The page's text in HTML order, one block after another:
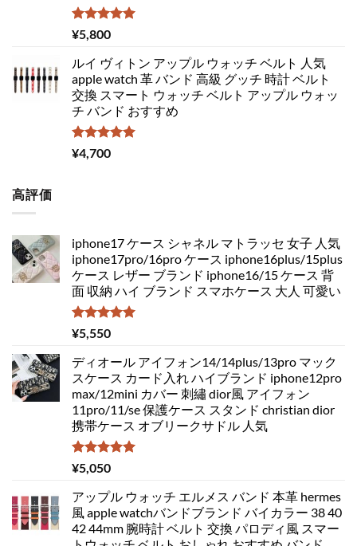
5段階中
5.00
¥5,800
ルイ ヴィトン アップル ウォッチ ベルト 人気
apple watch 革 バンド 高級 グッチ 時計 ベルト
交換 スマート ウォッチ ベルト アップル ウォッ
チ バンド おすすめ
5段階中
5.00
¥4,700
高評価
iphone17 ケース シャネル マトラッセ 女子 人気
iphone17pro/16pro ケース iphone16plus/15plus
ケース レザー ブランド iphone16/15 ケース 背
面 収納 ハイ ブランド スマホケース 大人 可愛い
5段階中
5.00
¥5,550
ディオール アイフォン14/14plus/13pro マック
スケース カード入れ ハイブランド iphone12pro
max/12mini カバー 刺繡 dior風 アイフォン
11pro/11/se 保護ケース スタンド christian dior
携帯ケース オブリークサドル 人気
5段階中
5.00
¥5,050
アップル ウォッチ エルメス バンド 本革 hermes
風 apple watchバンドブランド バイカラー 38 40
42 44mm 腕時計 ベルト 交換 パロディ風 スマー